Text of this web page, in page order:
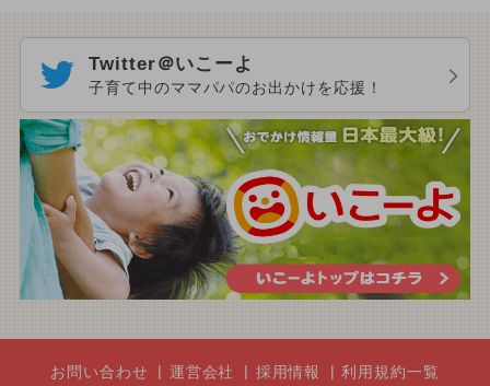
Twitter＠いこーよ
子育て中のママパパのお出かけを応援！
お問い合わせ 運営会社 採用情報 利用規約一覧